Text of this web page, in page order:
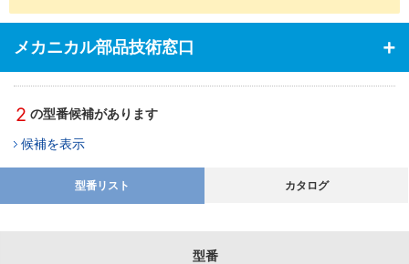
メカニカル部品技術窓口
2 の型番候補があります
候補を表示
型番リスト カタログ
型番